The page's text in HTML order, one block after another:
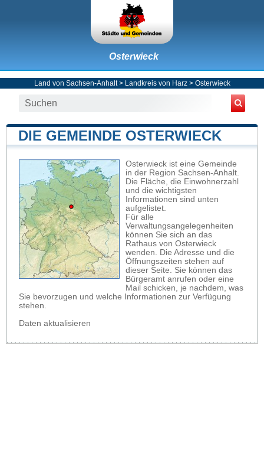
Osterwieck
Land von Sachsen-Anhalt> Landkreis von Harz> Osterwieck
DIE GEMEINDE OSTERWIECK
Osterwieck ist eine Gemeinde
in der Region Sachsen-Anhalt.
Die Fläche, die Einwohnerzahl
und die wichtigsten
Informationen sind unten
aufgelistet.
Für alle
Verwaltungsangelegenheiten
können Sie sich an das
Rathaus von Osterwieck
wenden. Die Adresse und die
Öffnungszeiten stehen auf
dieser Seite. Sie können das
Bürgeramt anrufen oder eine
Mail schicken, je nachdem, was
Sie bevorzugen und welche Informationen zur Verfügung
stehen.
Daten aktualisieren